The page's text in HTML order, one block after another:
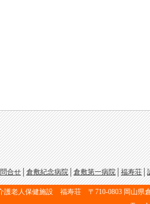
合せ│倉敷紀念病院│倉敷第一病院│福寿荘│
護老人保健施設 福寿荘 〒710-0803 岡山県